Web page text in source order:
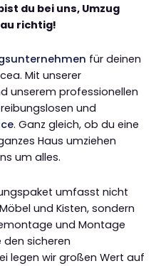
du bei uns, Umzug
richtig!
für deinen
Mit unserer
unserem professionellen
und
. Ganz gleich, ob du eine
Haus umziehen
um alles.
umfasst nicht
und Kisten, sondern
und Montage
den sicheren
legen wir großen Wert auf